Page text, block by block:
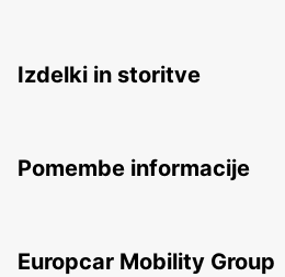
Izdelki in storitve
Pomembe informacije
Europcar Mobility Group